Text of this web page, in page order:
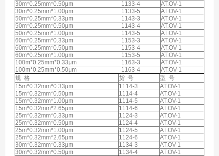
30m*0.25mm*0.50μm
1133-4
AT.OV-1
30m*0.25mm*1.00μm
1133-5
AT.OV-1
50m*0.25mm*0.33μm
1143-3
AT.OV-1
50m*0.25mm*0.50μm
1143-4
AT.OV-1
50m*0.25mm*1.00μm
1143-5
AT.OV-1
60m*0.25mm*0.33μm
1153-3
AT.OV-1
60m*0.25mm*0.50μm
1153-4
AT.OV-1
60m*0.25mm*1.00μm
1153-5
AT.OV-1
100m*0.25mm*0.33μm
1163-3
AT.OV-1
100m*0.25mm*0.50μm
1163-4
AT.OV-1
规 格
货 号
型 号
15m*0.32mm*0.33μm
1114-3
AT.OV-1
15m*0.32mm*0.50μm
1114-4
AT.OV-1
15m*0.32mm*1.00μm
1114-5
AT.OV-1
15m*0.32mm*2.65μm
1114-6
AT.OV-1
25m*0.32mm*0.33μm
1124-3
AT.OV-1
25m*0.32mm*0.50μm
1124-4
AT.OV-1
25m*0.32mm*1.00μm
1124-5
AT.OV-1
25m*0.32mm*2.65μm
1124-6
AT.OV-1
30m*0.32mm*0.33μm
1134-3
AT.OV-1
30m*0.32mm*0.50μm
1134-4 AT.OV-1